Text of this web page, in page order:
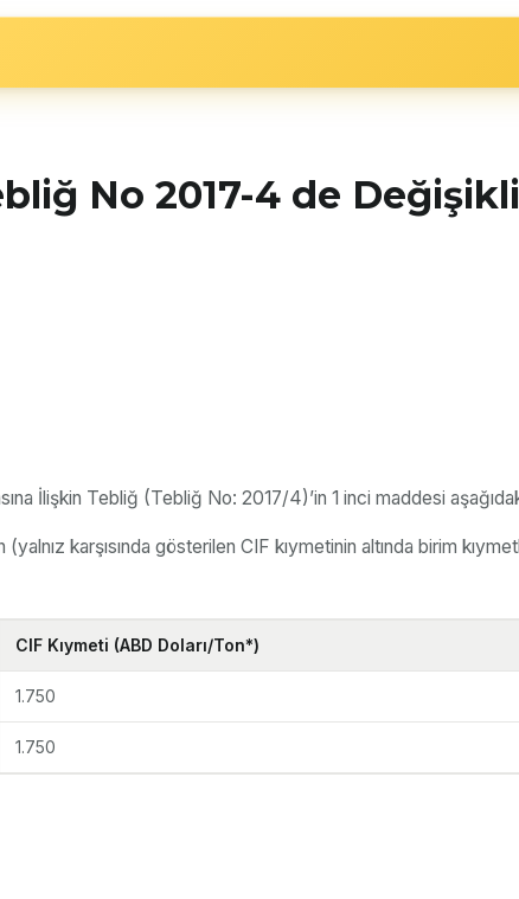
No 2017-4 de
İlişkin Tebliğ (Tebliğ No: 2017/4)’in 1 inci maddesi
karşısında gösterilen CIF kıymetinin altında birim
CIF Kıymeti (ABD Doları/Ton*)
1.750
1.750